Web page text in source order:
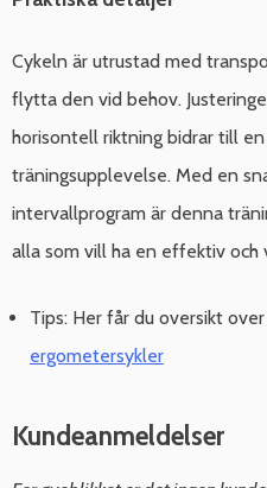
Cykeln är utrustad med
flytta den vid behov.
horisontell riktning bidrar till
träningsupplevelse. Med en
intervallprogram är denna
alla som vill ha en effektiv och
Tips: Her får du oversikt
ergometersykler
Kundeanmeldelser